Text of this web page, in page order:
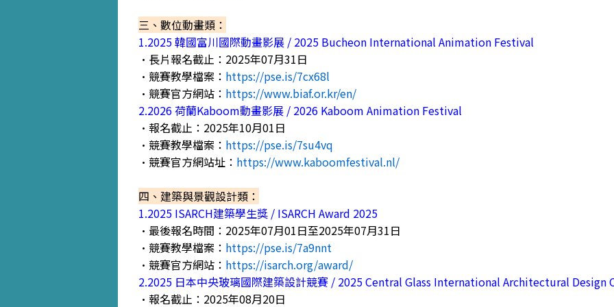
三、數位動畫類：
1.2025 韓國富川國際動畫影展 / 2025 Bucheon International Animation Festival
•長片報名截止：2025年07月31日
•競賽教學檔案： https://pse.is/7cx68l
•競賽官方網站： https://www.biaf.or.kr/en/
2.2026 荷蘭Kaboom動畫影展 / 2026 Kaboom Animation Festival
•報名截止：2025年10月01日
•競賽教學檔案： https://pse.is/7su4vq
•競賽官方網站址： https://www.kaboomfestival.nl/
四、建築與景觀設計類：
1.2025 ISARCH建築學生獎 / ISARCH Award 2025
•最後報名時間：2025年07月01日至2025年07月31日
•競賽教學檔案： https://pse.is/7a9nnt
•競賽官方網站： https://isarch.org/award/
2.2025 日本中央玻璃國際建築設計競賽 / 2025 Central Glass International Architectural
•報名截止：2025年08月20日